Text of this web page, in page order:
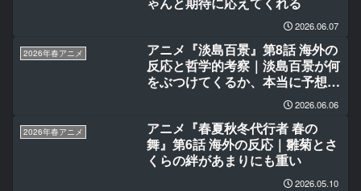
2026.06.07
2026年春アニメ
アニメ『淡島百景』第8話 海外の
反応と哲学的考察｜淡島百景が何
をぶつけてくるか、本当に予想で
2026.06.06
2026年春アニメ
アニメ『春夏秋冬代行者 春の
舞』第6話 海外の反応｜雛菊とさ
くらの絆があまりにも重い
2026.05.10